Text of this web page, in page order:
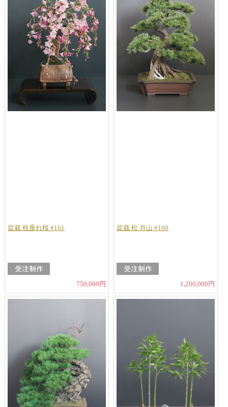
盆栽 枝垂れ桜 #161
750,000円
盆栽 松 月山 #160
1,200,000円